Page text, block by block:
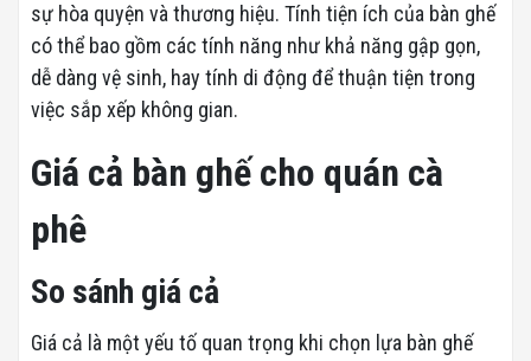
sự hòa quyện và thương hiệu. Tính tiện ích của bàn ghế
có thể bao gồm các tính năng như khả năng gập gọn,
dễ dàng vệ sinh, hay tính di động để thuận tiện trong
việc sắp xếp không gian.
Giá cả bàn ghế cho quán cà
phê
So sánh giá cả
Giá cả là một yếu tố quan trọng khi chọn lựa bàn ghế